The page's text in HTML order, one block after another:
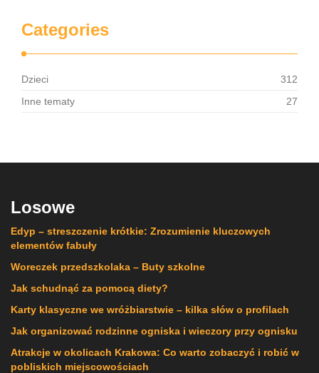
Categories
Dzieci
312
Inne tematy
27
Losowe
Edyp – streszczenie krótkie: Zrozumienie kluczowych
elementów fabuły
Woreczek przedszkolaka – Buty szkolne
Jak schudnąć za pomocą diety?
Karty klasyczne we wróżbiarstwie – kilka słów o profilach
Jak organizować rodzinne ogniska i wieczory przy ognisku
Atrakcje w okolicach Krakowa: Co warto zobaczyć i robić w
pobliskich miejscowościach